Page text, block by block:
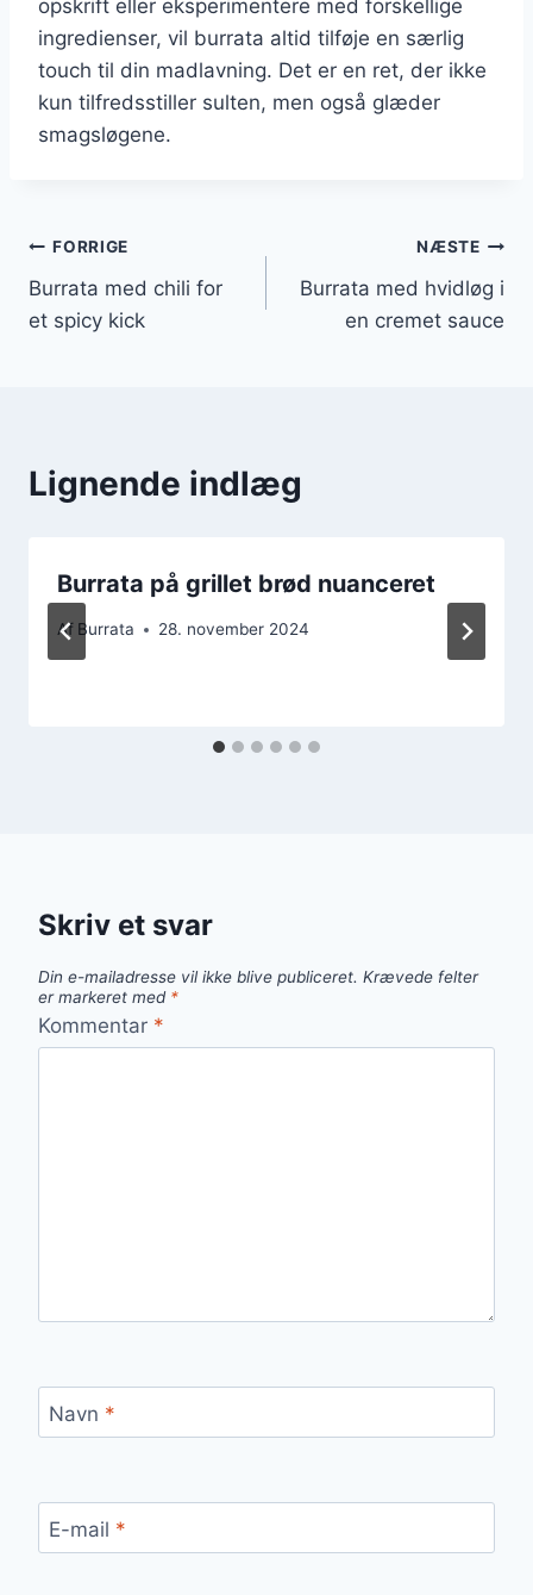
opskrift eller eksperimentere med forskellige
ingredienser, vil burrata altid tilføje en særlig
touch til din madlavning. Det er en ret, der ikke
kun tilfredsstiller sulten, men også glæder
smagsløgene.
Indlægsnavigation
FORRIGE
Burrata med chili for
et spicy kick
NÆSTE
Burrata med hvidløg i
en cremet sauce
Lignende indlæg
Burrata på grillet brød nuanceret
Af Burrata 28. november 2024
Skriv et svar
Din e-mailadresse vil ikke blive publiceret. Krævede felter
er markeret med *
Kommentar *
Navn *
E-mail *